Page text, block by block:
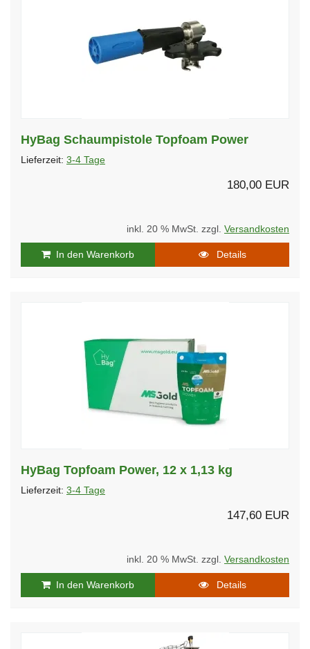
HyBag Schaumpistole Topfoam Power
Lieferzeit: 3-4 Tage
180,00 EUR
inkl. 20 % MwSt. zzgl. Versandkosten
In den Warenkorb Details
HyBag Topfoam Power, 12 x 1,13 kg
Lieferzeit: 3-4 Tage
147,60 EUR
inkl. 20 % MwSt. zzgl. Versandkosten
In den Warenkorb Details